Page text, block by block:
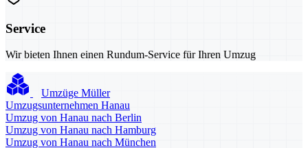
Service
Wir bieten Ihnen einen Rundum-Service für Ihren Umzug
Umzüge Müller
Umzugsunternehmen Hanau
Umzug von Hanau nach Berlin
Umzug von Hanau nach Hamburg
Umzug von Hanau nach München